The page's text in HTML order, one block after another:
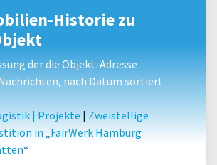
Historie zu
der die Objekt-Adresse
nach Datum sortiert.
| Projekte | Zweistellige
in „FairWerk Hamburg